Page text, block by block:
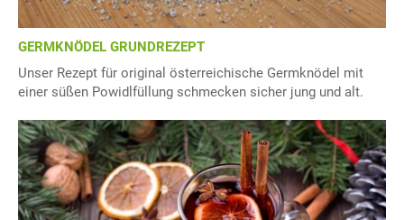
GERMKNÖDEL GRUNDREZEPT
Unser Rezept für original österreichische Germknödel mit
einer süßen Powidlfüllung schmecken sicher jung und alt.